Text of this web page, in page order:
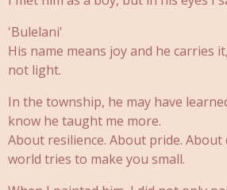
'Bulelani'
His name means joy and he carries
not light.
In the township, he may have
know he taught me more.
About resilience. About pride.
world tries to make you small.